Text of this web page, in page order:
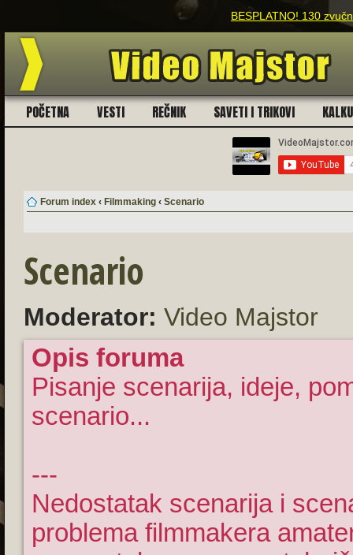
BESPLATNO! 130
POČETNA VESTI REČNIK SAVETI I TRIKOVI
Forum index ‹ Filmmaking ‹ Scenario
Scenario
Moderator: Video Majstor
Opis foruma
Pisanje scenarija, ideje,
scenario...
---
Nedostatak scenarija i
problema filmmakera